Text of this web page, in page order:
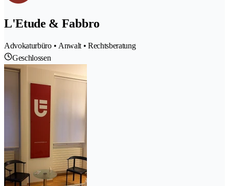
L'Etude & Fabbro
Advokaturbüro • Anwalt • Rechtsberatung
Geschlossen